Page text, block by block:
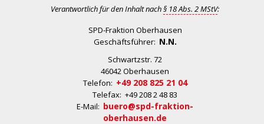
Verantwortlich für den Inhalt nach§ 18 Abs. 2 MStV:
SPD-Fraktion Oberhausen
Geschäftsführer: N.N.
Schwartzstr. 72
46042 Oberhausen
Telefon: +49 208 825 21 04
Telefax: +49 208 2 48 83
E-Mail: buero@spd-fraktion-
oberhausen.de